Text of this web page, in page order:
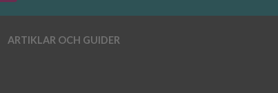
ARTIKLAR OCH GUIDER